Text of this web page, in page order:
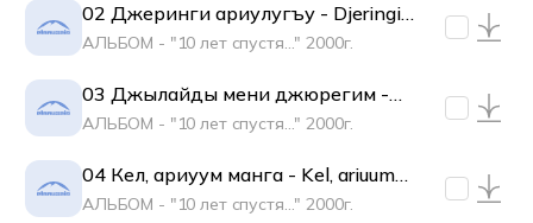
02 Джеринги ариулугъу - Djeringi
ariulugu
АЛЬБОМ - "10 лет спустя..." 2000г.
03 Джылайды мени джюрегим -
Djilaydi meni djuregim
АЛЬБОМ - "10 лет спустя..." 2000г.
04 Кел, ариуум манга - Kel, ariuum
manga
АЛЬБОМ - "10 лет спустя..." 2000г.